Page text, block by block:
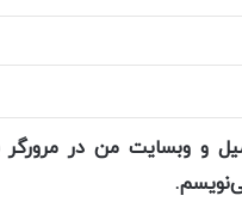
و وبسایت من در مرورگر